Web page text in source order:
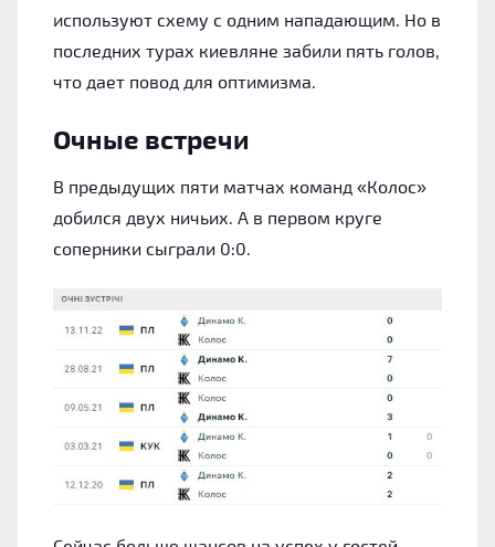
используют схему с одним нападающим. Но в
последних турах киевляне забили пять голов,
что дает повод для оптимизма.
Очные встречи
В предыдущих пяти матчах команд «Колос»
добился двух ничьих. А в первом круге
соперники сыграли 0:0.